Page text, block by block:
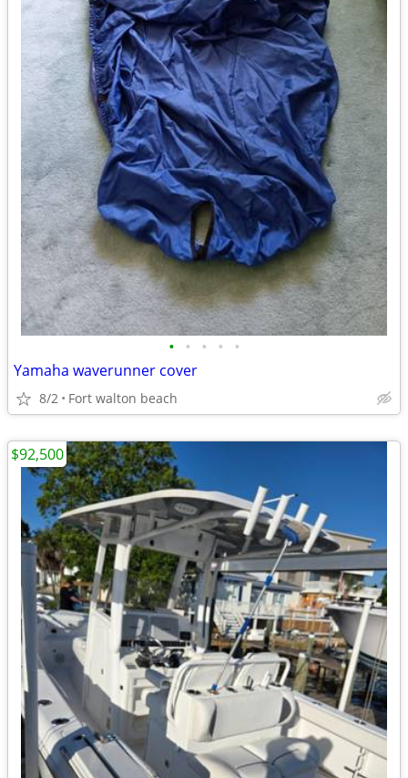
• • • • •
Yamaha waverunner cover
8/2 Fort walton beach
$92,500